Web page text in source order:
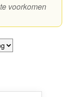
voorkomen